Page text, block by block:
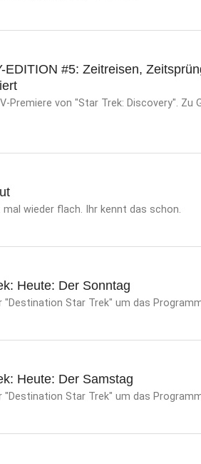
#5: Zeitreisen,
Premiere von "Star Trek: Discovery". Zu
wieder flach. Ihr kennt das schon.
Heute: Der Sonntag
Star Trek" um das
Heute: Der Samstag
Star Trek" um das